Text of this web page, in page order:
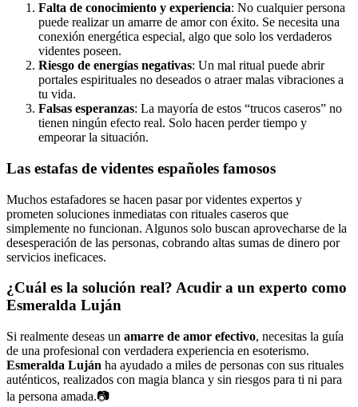
Falta de conocimiento y experiencia: No cualquier persona
puede realizar un amarre de amor con éxito. Se necesita una
conexión energética especial, algo que solo los verdaderos
videntes poseen.
Riesgo de energías negativas: Un mal ritual puede abrir
portales espirituales no deseados o atraer malas vibraciones a
tu vida.
Falsas esperanzas: La mayoría de estos “trucos caseros” no
tienen ningún efecto real. Solo hacen perder tiempo y
empeorar la situación.
Las estafas de videntes españoles famosos
Muchos estafadores se hacen pasar por videntes expertos y
prometen soluciones inmediatas con rituales caseros que
simplemente no funcionan. Algunos solo buscan aprovecharse de la
desesperación de las personas, cobrando altas sumas de dinero por
servicios ineficaces.
¿Cuál es la solución real? Acudir a un experto como
Esmeralda Luján
Si realmente deseas un amarre de amor efectivo, necesitas la guía
de una profesional con verdadera experiencia en esoterismo.
Esmeralda Luján ha ayudado a miles de personas con sus rituales
auténticos, realizados con magia blanca y sin riesgos para ti ni para
la persona amada.📷